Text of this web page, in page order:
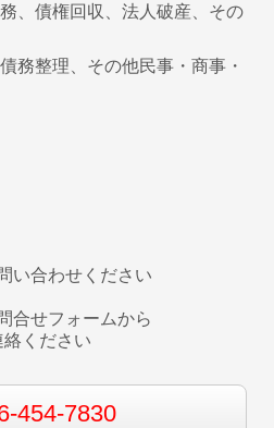
、債権回収、法人破産、その
務整理、その他民事・商事・
い合わせください
合せフォームから
絡ください
454-7830